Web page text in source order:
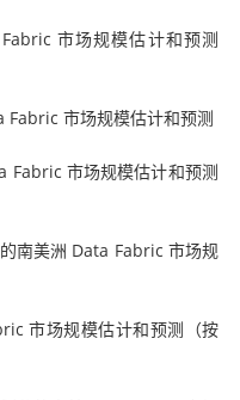
市场规模估计和预测
市场规模估计和预测
Fabric 市场规模估计和预测
南美洲 Data Fabric 市场规
市场规模估计和预测（按